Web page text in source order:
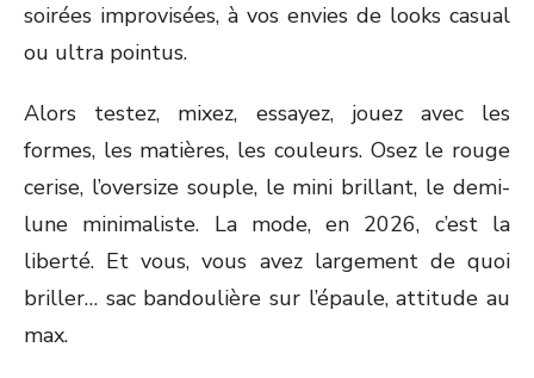
soirées improvisées, à vos envies de looks casual
ou ultra pointus.
Alors testez, mixez, essayez, jouez avec les
formes, les matières, les couleurs. Osez le rouge
cerise, l’oversize souple, le mini brillant, le demi-
lune minimaliste. La mode, en 2026, c’est la
liberté. Et vous, vous avez largement de quoi
briller… sac bandoulière sur l’épaule, attitude au
max.